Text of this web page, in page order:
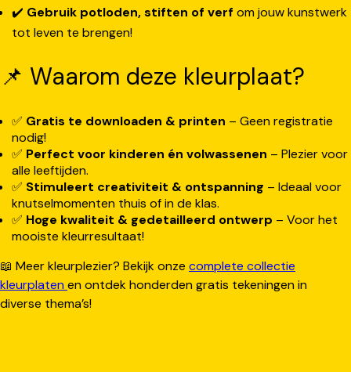
✔️ Gebruik potloden, stiften of verf om jouw kunstwerk
tot leven te brengen!
📌 Waarom deze kleurplaat?
✅ Gratis te downloaden & printen – Geen registratie
nodig!
✅ Perfect voor kinderen én volwassenen – Plezier voor
alle leeftijden.
✅ Stimuleert creativiteit & ontspanning – Ideaal voor
knutselmomenten thuis of in de klas.
✅ Hoge kwaliteit & gedetailleerd ontwerp – Voor het
mooiste kleurresultaat!
📖 Meer kleurplezier? Bekijk onze complete collectie
kleurplatenen ontdek honderden gratis tekeningen in
diverse thema’s!